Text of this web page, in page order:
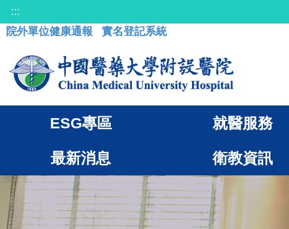
:::
院外單位健康通報
實名登記系統
ESG專區 就醫服務
最新消息 衛教資訊